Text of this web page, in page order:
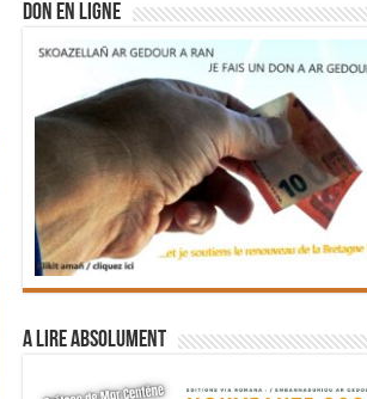
DON EN LIGNE
A lire absolument